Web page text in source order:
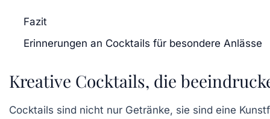
Fazit
Erinnerungen an Cocktails für besondere Anlässe
Kreative Cocktails, die
Cocktails sind nicht nur Getränke, sie sind eine